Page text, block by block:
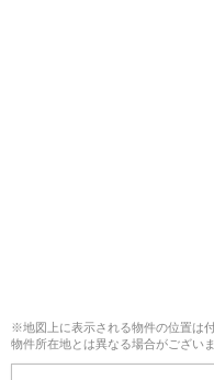
※地図上に表示される物件の位置は
物件所在地とは異なる場合がございま